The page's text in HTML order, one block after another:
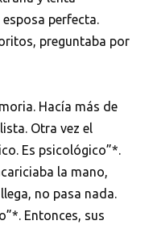
perfecta.
preguntaba por
Hacía más de
Otra vez el
Es psicológico”*.
la mano,
no pasa nada.
Entonces, sus